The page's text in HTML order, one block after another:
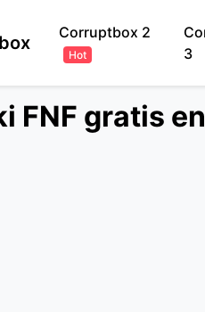
Corruptbox 2
Hot
3
FNF gratis